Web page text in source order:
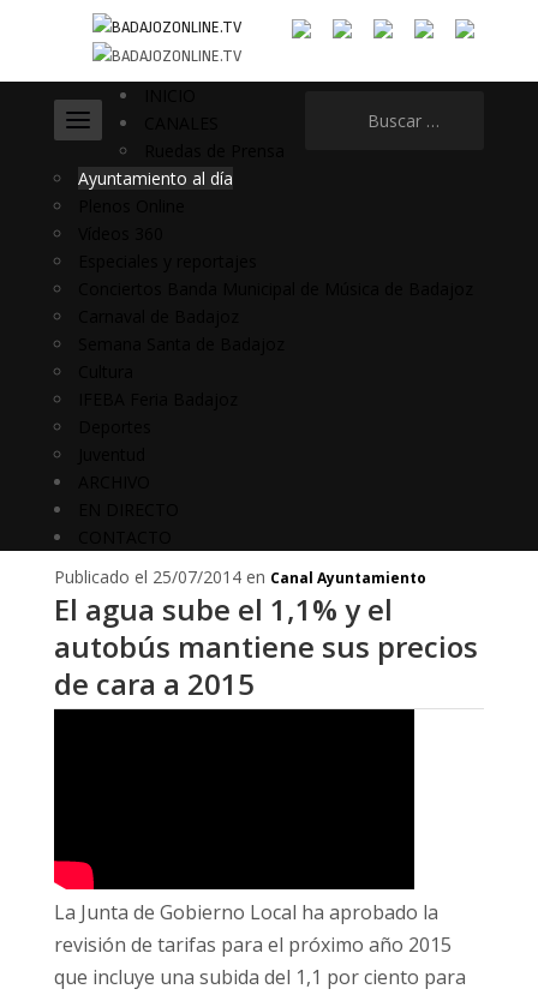
Ayuntamiento al día
Publicado el 25/07/2014 en Canal Ayuntamiento
El agua sube el 1,1% y el
autobús mantiene sus precios
de cara a 2015
La Junta de Gobierno Local ha aprobado la
revisión de tarifas para el próximo año 2015
que incluye una subida del 1,1 por ciento para